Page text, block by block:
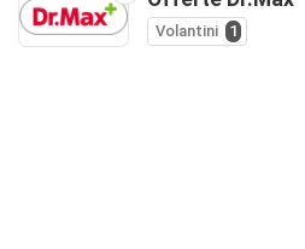
Volantini 1